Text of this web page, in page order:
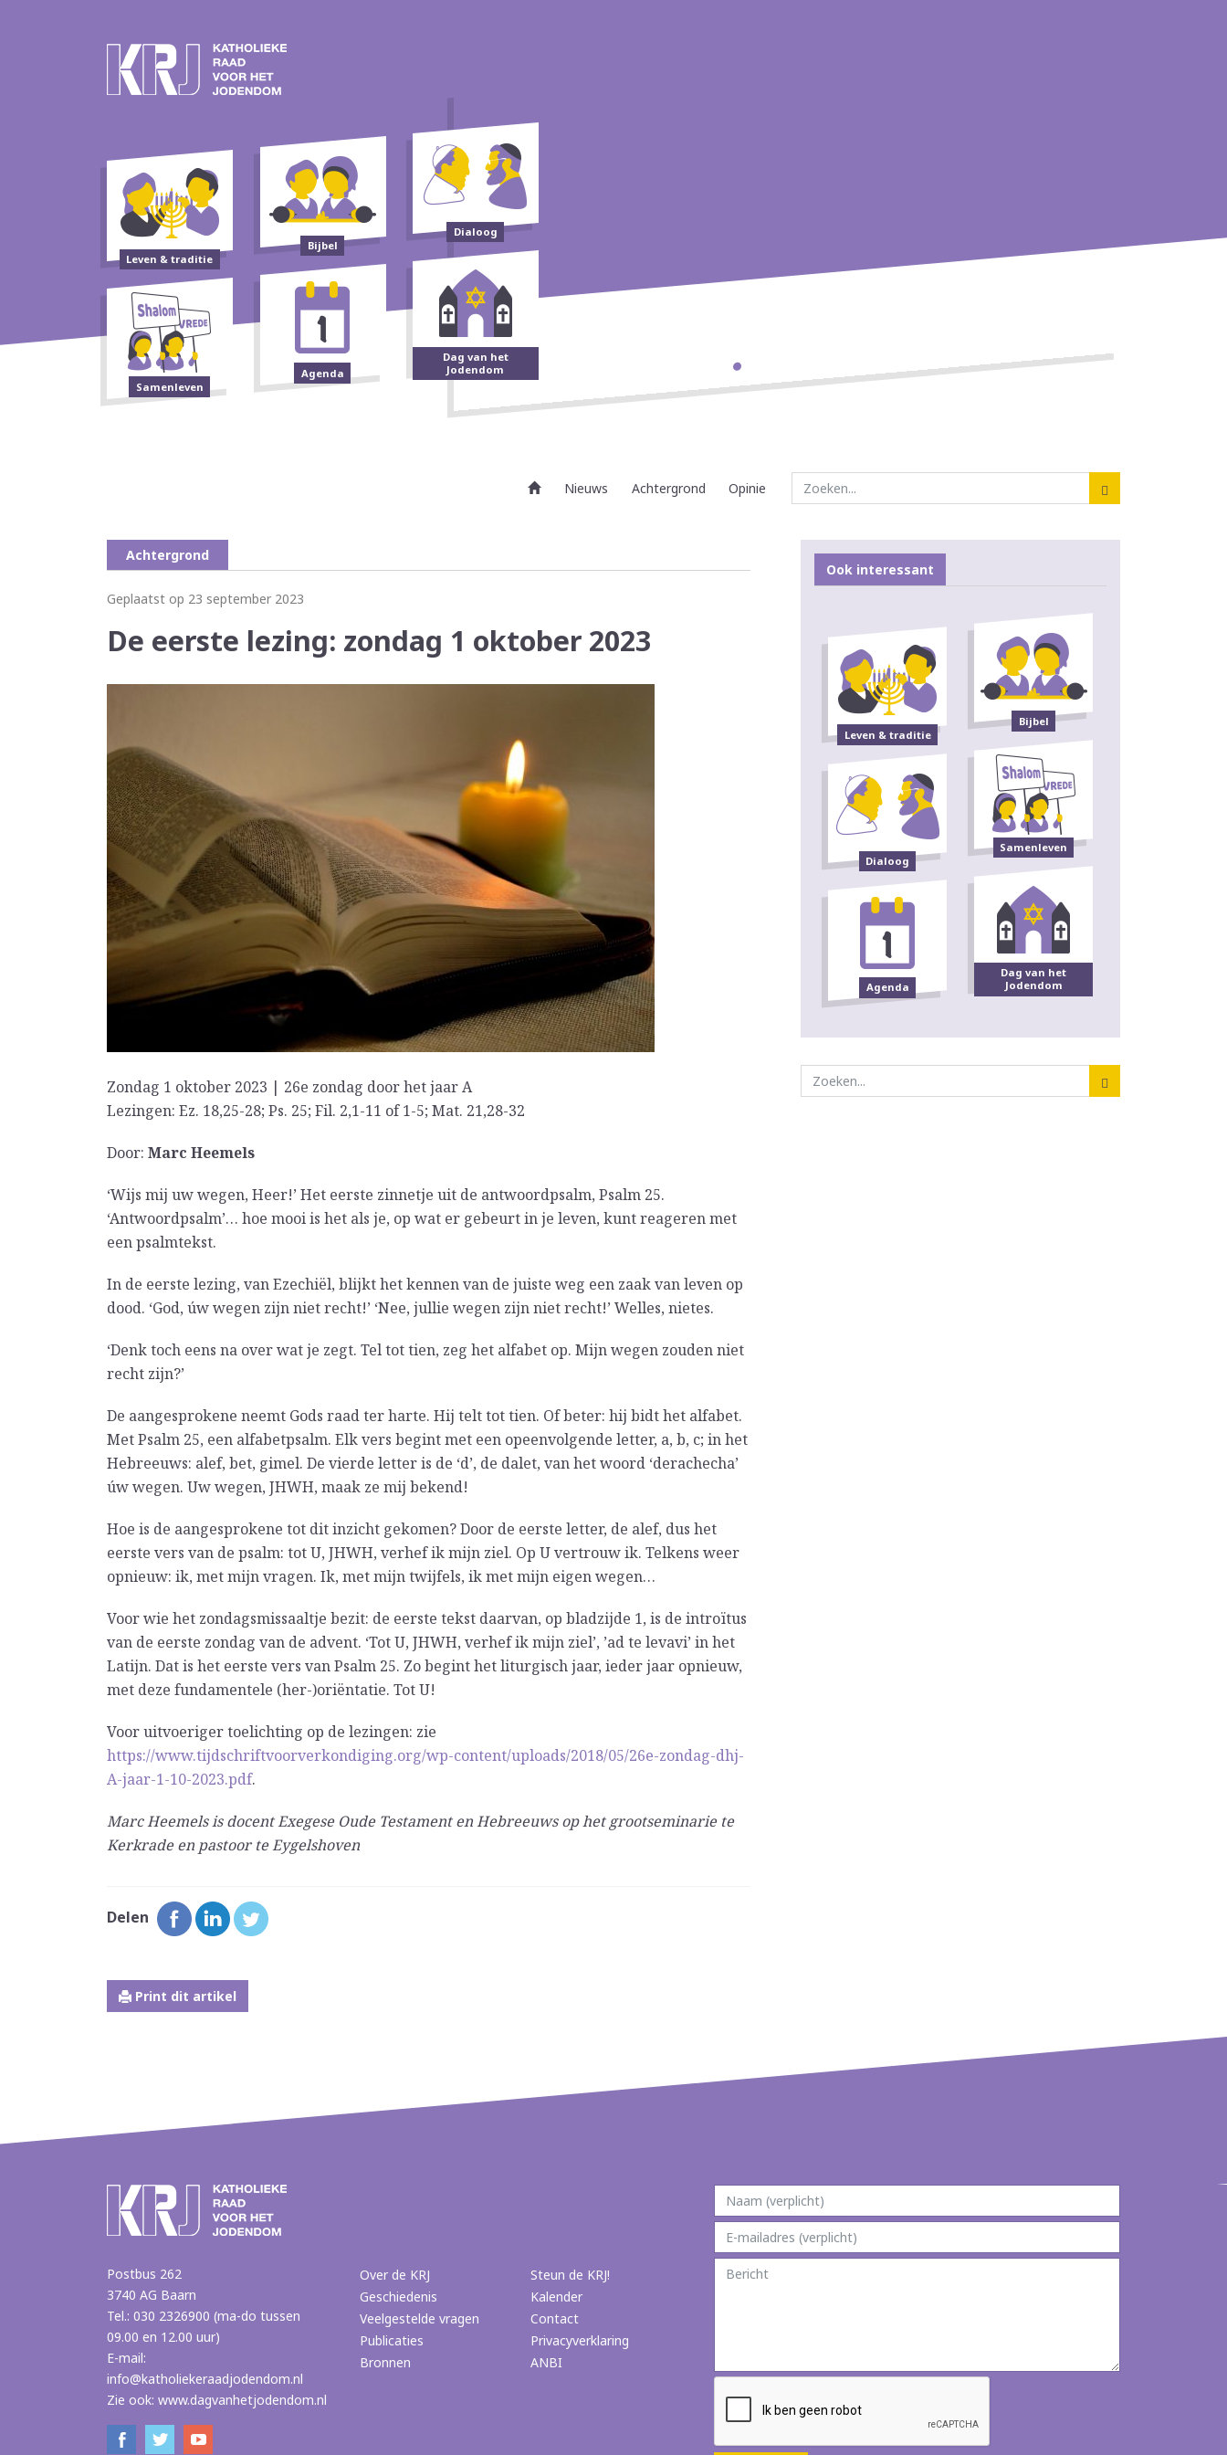
Leven & traditie
Bijbel
Dialoog
Samenleven
Agenda
Dag van het
Jodendom
Nieuws Achtergrond Opinie
Achtergrond
Geplaatst op 23 september 2023
De eerste lezing: zondag 1 oktober 2023
Zondag 1 oktober 2023 | 26e zondag door het jaar A
Lezingen: Ez. 18,25-28; Ps. 25; Fil. 2,1-11 of 1-5; Mat. 21,28-32
Door: Marc Heemels
‘Wijs mij uw wegen, Heer!’ Het eerste zinnetje uit de antwoordpsalm, Psalm 25.
‘Antwoordpsalm’… hoe mooi is het als je, op wat er gebeurt in je leven, kunt reageren met
een psalmtekst.
In de eerste lezing, van Ezechiël, blijkt het kennen van de juiste weg een zaak van leven op
dood. ‘God, úw wegen zijn niet recht!’ ‘Nee, jullie wegen zijn niet recht!’ Welles, nietes.
‘Denk toch eens na over wat je zegt. Tel tot tien, zeg het alfabet op. Mijn wegen zouden niet
recht zijn?’
De aangesprokene neemt Gods raad ter harte. Hij telt tot tien. Of beter: hij bidt het alfabet.
Met Psalm 25, een alfabetpsalm. Elk vers begint met een opeenvolgende letter, a, b, c; in het
Hebreeuws: alef, bet, gimel. De vierde letter is de ‘d’, de dalet, van het woord ‘derachecha’
úw wegen. Uw wegen, JHWH, maak ze mij bekend!
Hoe is de aangesprokene tot dit inzicht gekomen? Door de eerste letter, de alef, dus het
eerste vers van de psalm: tot U, JHWH, verhef ik mijn ziel. Op U vertrouw ik. Telkens weer
opnieuw: ik, met mijn vragen. Ik, met mijn twijfels, ik met mijn eigen wegen…
Voor wie het zondagsmissaaltje bezit: de eerste tekst daarvan, op bladzijde 1, is de introïtus
van de eerste zondag van de advent. ‘Tot U, JHWH, verhef ik mijn ziel’, ’ad te levavi’ in het
Latijn. Dat is het eerste vers van Psalm 25. Zo begint het liturgisch jaar, ieder jaar opnieuw,
met deze fundamentele (her-)oriëntatie. Tot U!
Voor uitvoeriger toelichting op de lezingen: zie
https://www.tijdschriftvoorverkondiging.org/wp-content/uploads/2018/05/26e-zondag-dhj-
A-jaar-1-10-2023.pdf.
Marc Heemels is docent Exegese Oude Testament en Hebreeuws op het grootseminarie te
Kerkrade en pastoor te Eygelshoven
Delen
Print dit artikel
Ook interessant
Leven & traditie
Bijbel
Dialoog
Samenleven
Agenda
Dag van het
Jodendom
Postbus 262
3740 AG Baarn
Tel.: 030 2326900 (ma-do tussen
09.00 en 12.00 uur)
E-mail:
info@katholiekeraadjodendom.nl
Zie ook: www.dagvanhetjodendom.nl
Over de KRJ
Geschiedenis
Veelgestelde vragen
Publicaties
Bronnen
Steun de KRJ!
Kalender
Contact
Privacyverklaring
ANBI